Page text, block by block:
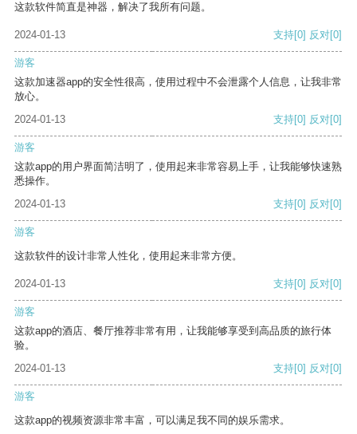
这款软件简直是神器，解决了我所有问题。
2024-01-13 支持[0] 反对[0]
游客
这款加速器app的安全性很高，使用过程中不会泄露个人信息，让我非常
放心。
2024-01-13
支持[0] 反对[0]
游客
这款app的用户界面简洁明了，使用起来非常容易上手，让我能够快速熟
悉操作。
2024-01-13
支持[0] 反对[0]
游客
这款软件的设计非常人性化，使用起来非常方便。
2024-01-13 支持[0] 反对[0]
游客
这款app的酒店、餐厅推荐非常有用，让我能够享受到高品质的旅行体
验。
2024-01-13
支持[0] 反对[0]
游客
这款app的视频资源非常丰富，可以满足我不同的娱乐需求。